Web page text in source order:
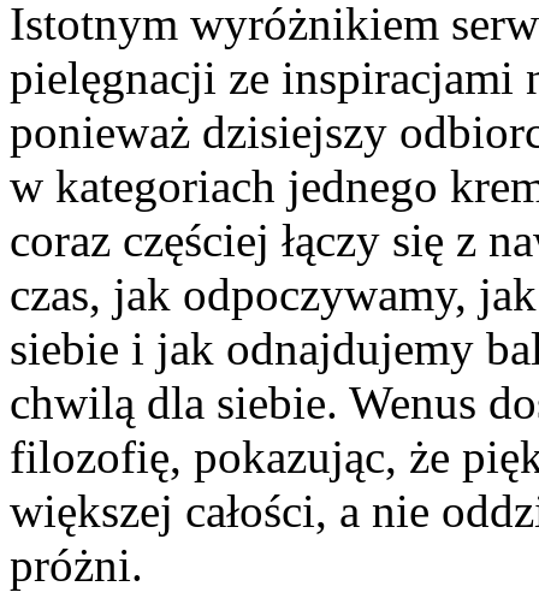
Istotnym wyróżnikiem
pielęgnacji ze inspiracjami
ponieważ dzisiejszy
w kategoriach jednego
coraz częściej łączy się z
czas, jak odpoczywamy,
siebie i jak odnajdujemy
chwilą dla siebie. Wenus
filozofię, pokazując, że
większej całości, a nie
próżni.